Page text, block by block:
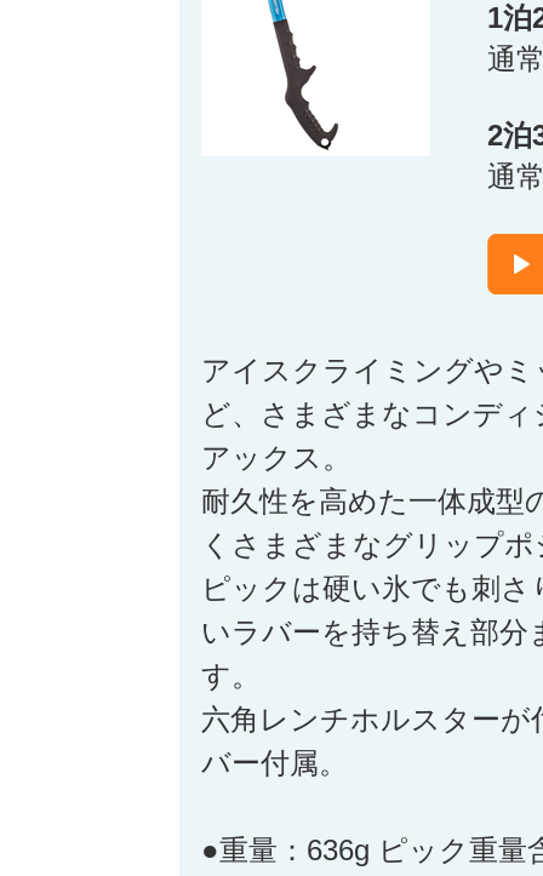
1泊
通
2泊
通
アイスクライミングや
ど、さまざまなコンデ
アックス。
耐久性を高めた一体成型
くさまざまなグリップ
ピックは硬い氷でも刺
いラバーを持ち替え部
す。
六角レンチホルスター
バー付属。
●重量：636g ピック重量